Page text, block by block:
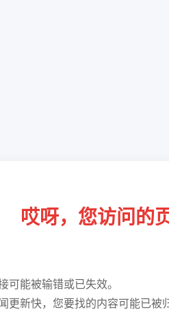
哎呀，您访问的
可能被输错或已失效。
更新快，您要找的内容可能已被